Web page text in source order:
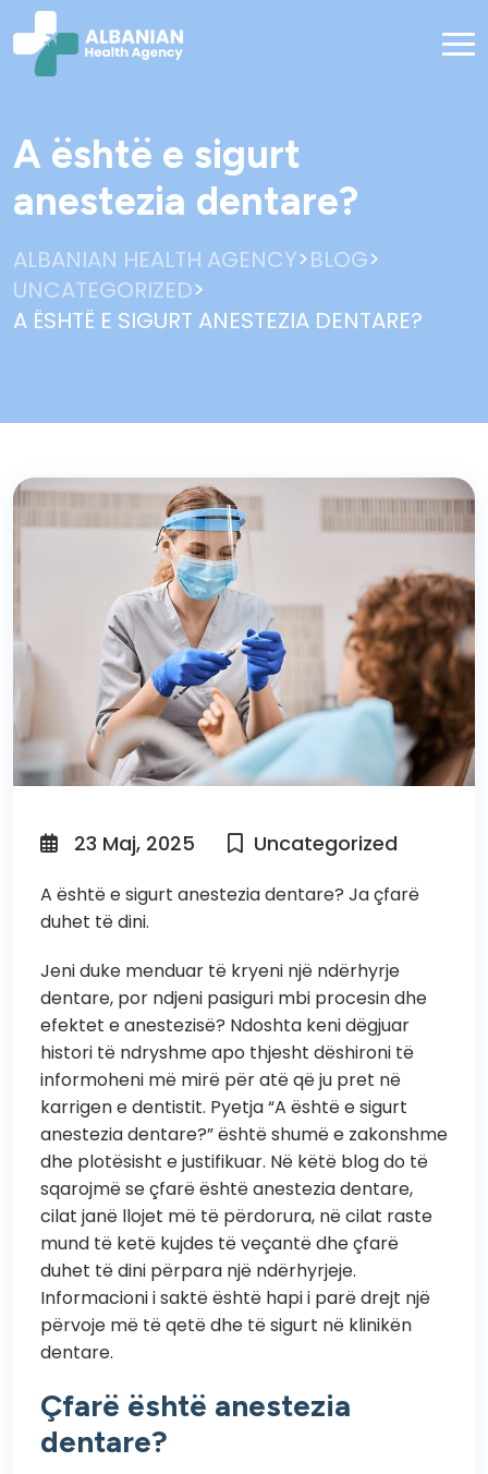
A është e sigurt
anestezia dentare?
ALBANIAN HEALTH AGENCY>BLOG>
UNCATEGORIZED>
A ËSHTË E SIGURT ANESTEZIA DENTARE?
23 Maj, 2025 Uncategorized
A është e sigurt anestezia dentare? Ja çfarë
duhet të dini.
Jeni duke menduar të kryeni një ndërhyrje
dentare, por ndjeni pasiguri mbi procesin dhe
efektet e anestezisë? Ndoshta keni dëgjuar
histori të ndryshme apo thjesht dëshironi të
informoheni më mirë për atë që ju pret në
karrigen e dentistit. Pyetja “A është e sigurt
anestezia dentare?” është shumë e zakonshme
dhe plotësisht e justifikuar. Në këtë blog do të
sqarojmë se çfarë është anestezia dentare,
cilat janë llojet më të përdorura, në cilat raste
mund të ketë kujdes të veçantë dhe çfarë
duhet të dini përpara një ndërhyrjeje.
Informacioni i saktë është hapi i parë drejt një
përvoje më të qetë dhe të sigurt në klinikën
dentare.
Çfarë është anestezia
dentare?